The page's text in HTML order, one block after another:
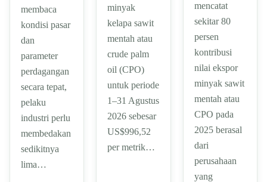
membaca
kondisi pasar
dan
parameter
perdagangan
secara tepat,
pelaku
industri perlu
membedakan
sedikitnya
lima…
minyak
kelapa sawit
mentah atau
crude palm
oil (CPO)
untuk periode
1–31 Agustus
2026 sebesar
US$996,52
per metrik…
mencatat
sekitar 80
persen
kontribusi
nilai ekspor
minyak sawit
mentah atau
CPO pada
2025 berasal
dari
perusahaan
yang